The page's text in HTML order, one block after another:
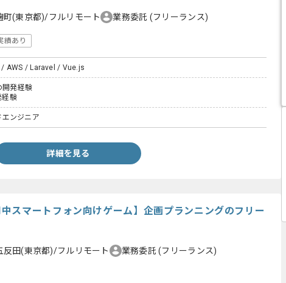
町(東京都)/フルリモート 業務委託 (フリーランス)
績あり
/ AWS / Laravel / Vue.js
開発経験
経験
ンジニア
詳細を見る
スマートフォン向けゲーム】企画プランニングのフリー
反田(東京都)/フルリモート 業務委託(フリーランス)